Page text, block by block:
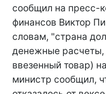
сообщил на пресс-
финансов Виктор
словам, "страна
денежные расчеты,
ввезенный товар)
министр сообщил,